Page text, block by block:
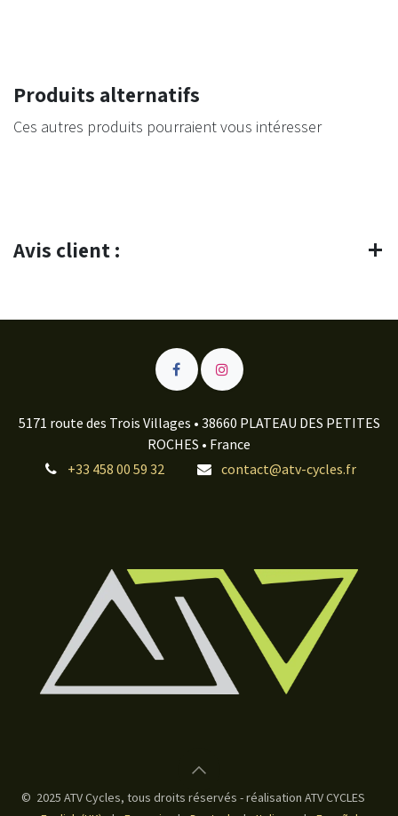
Produits alternatifs
Ces autres produits pourraient vous intéresser
Avis client :
5171 route des Trois Villages • 38660 PLATEAU DES PETITES
ROCHES • France
+33 458 00 59 32
contact@atv-cycles.fr
© 2025 ATV Cycles, tous droits réservés - réalisation ATV CYCLES